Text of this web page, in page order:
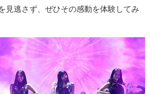
見逃さず、ぜひその感動を体験してみ